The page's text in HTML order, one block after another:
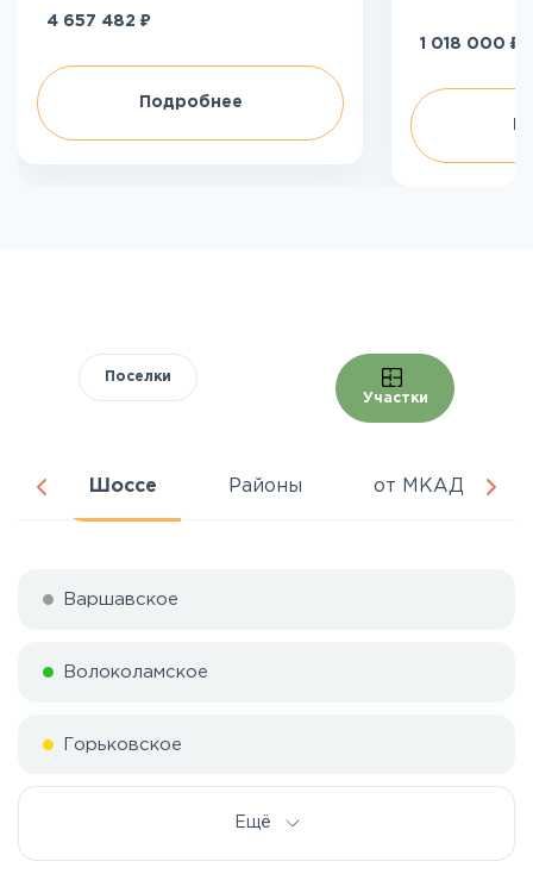
4 657 482 ₽
Подробнее
1 018 000 ₽
Поселки
Участки
Шоссе Районы от МКАД
Варшавское
Волоколамское
Горьковское
Ещё